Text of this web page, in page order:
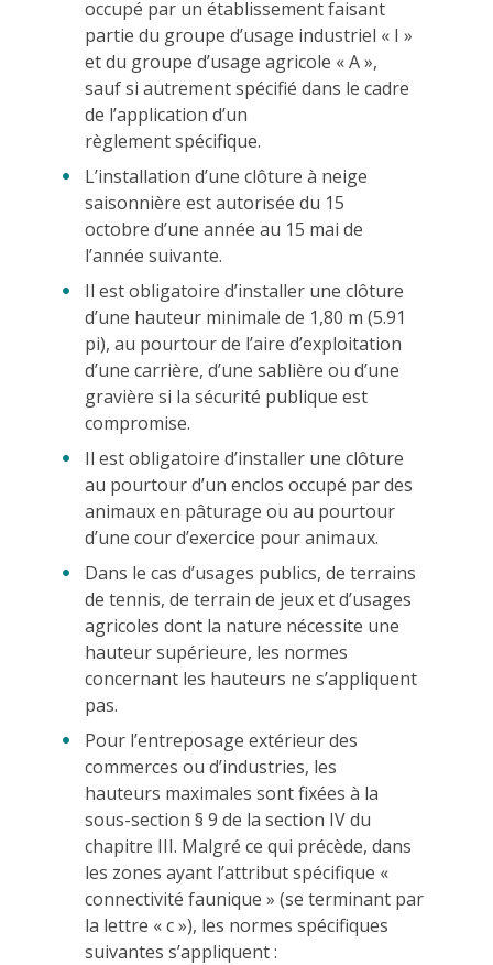
occupé par un établissement faisant
partie du groupe d’usage industriel « I »
et du groupe d’usage agricole « A »,
sauf si autrement spécifié dans le cadre
de l’application d’un
règlement spécifique.
L’installation d’une clôture à neige
saisonnière est autorisée du 15
octobre d’une année au 15 mai de
l’année suivante.
Il est obligatoire d’installer une clôture
d’une hauteur minimale de 1,80 m (5.91
pi), au pourtour de l’aire d’exploitation
d’une carrière, d’une sablière ou d’une
gravière si la sécurité publique est
compromise.
Il est obligatoire d’installer une clôture
au pourtour d’un enclos occupé par des
animaux en pâturage ou au pourtour
d’une cour d’exercice pour animaux.
Dans le cas d’usages publics, de terrains
de tennis, de terrain de jeux et d’usages
agricoles dont la nature nécessite une
hauteur supérieure, les normes
concernant les hauteurs ne s’appliquent
pas.
Pour l’entreposage extérieur des
commerces ou d’industries, les
hauteurs maximales sont fixées à la
sous-section § 9 de la section IV du
chapitre III. Malgré ce qui précède, dans
les zones ayant l’attribut spécifique «
connectivité faunique » (se terminant par
la lettre « c »), les normes spécifiques
suivantes s’appliquent :